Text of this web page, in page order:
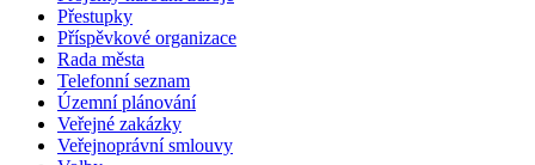
Přestupky
Příspěvkové organizace
Rada města
Telefonní seznam
Územní plánování
Veřejné zakázky
Veřejnoprávní smlouvy